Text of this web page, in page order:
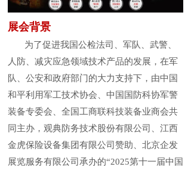
展会背景
为了促进我国公检法司、军队、武警、
人防、减灾应急领域技术产品的发展，在军
队、公安和政府部门的大力支持下， 由中国
和平利用军工技术协会、中国国防科协军警
装备专委会、全国工商联科技装备业商会共
同主办，观典防务技术股份有限公司、江西
金虎保险设备集团有限公司赞助、北京企发
展览服务有限公司承办的“2025第十一届中国